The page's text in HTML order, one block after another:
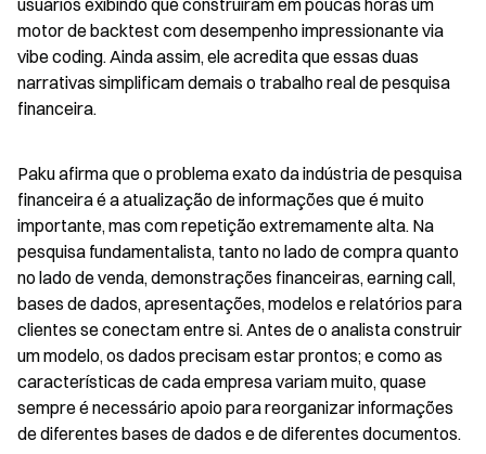
usuários exibindo que construíram em poucas horas um
motor de backtest com desempenho impressionante via
vibe coding. Ainda assim, ele acredita que essas duas
narrativas simplificam demais o trabalho real de pesquisa
financeira.
Paku afirma que o problema exato da indústria de pesquisa
financeira é a atualização de informações que é muito
importante, mas com repetição extremamente alta. Na
pesquisa fundamentalista, tanto no lado de compra quanto
no lado de venda, demonstrações financeiras, earning call,
bases de dados, apresentações, modelos e relatórios para
clientes se conectam entre si. Antes de o analista construir
um modelo, os dados precisam estar prontos; e como as
características de cada empresa variam muito, quase
sempre é necessário apoio para reorganizar informações
de diferentes bases de dados e de diferentes documentos.